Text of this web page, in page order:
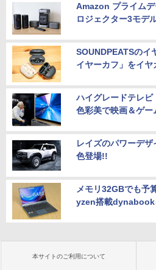
Amazon プライム
ロジェクター3モデ
SOUNDPEATSのイ
イヤーカフ」をイヤ
ハイグレードテレ
色彩美で映画＆ゲー
レイズのパワーデ
色登場!!
メモリ32GBでも予
yzen搭載dynabook
本サイトのご利用について